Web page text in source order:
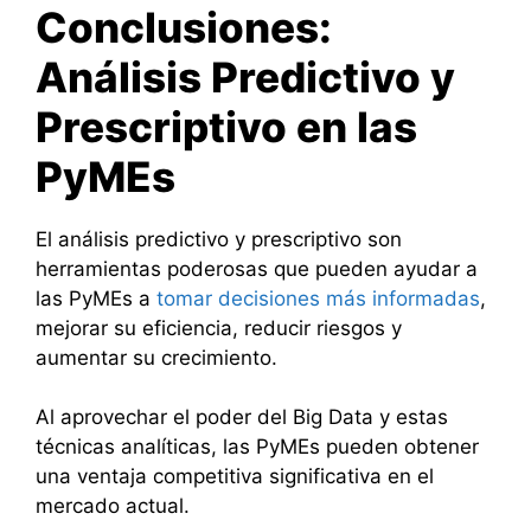
Conclusiones:
Análisis Predictivo y
Prescriptivo en las
PyMEs
El análisis predictivo y prescriptivo son
herramientas poderosas que pueden ayudar a
las PyMEs a tomar decisiones más informadas,
mejorar su eficiencia, reducir riesgos y
aumentar su crecimiento.
Al aprovechar el poder del Big Data y estas
técnicas analíticas, las PyMEs pueden obtener
una ventaja competitiva significativa en el
mercado actual.